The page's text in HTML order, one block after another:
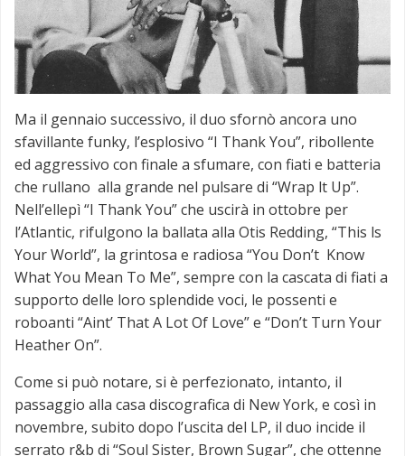
Ma il gennaio successivo, il duo sfornò ancora uno
sfavillante funky, l’esplosivo “I Thank You”, ribollente
ed aggressivo con finale a sfumare, con fiati e batteria
che rullano alla grande nel pulsare di “Wrap lt Up”.
Nell’ellepì “I Thank You” che uscirà in ottobre per
l’Atlantic, rifulgono la ballata alla Otis Redding, “This ls
Your World”, la grintosa e radiosa “You Don’t Know
What You Mean To Me”, sempre con la cascata di fiati a
supporto delle loro splendide voci, le possenti e
roboanti “Aint’ That A Lot Of Love” e “Don’t Turn Your
Heather On”.
Come si può notare, si è perfezionato, intanto, il
passaggio alla casa discografica di New York, e così in
novembre, subito dopo l’uscita del LP, il duo incide il
serrato r&b di “Soul Sister, Brown Sugar”, che ottenne